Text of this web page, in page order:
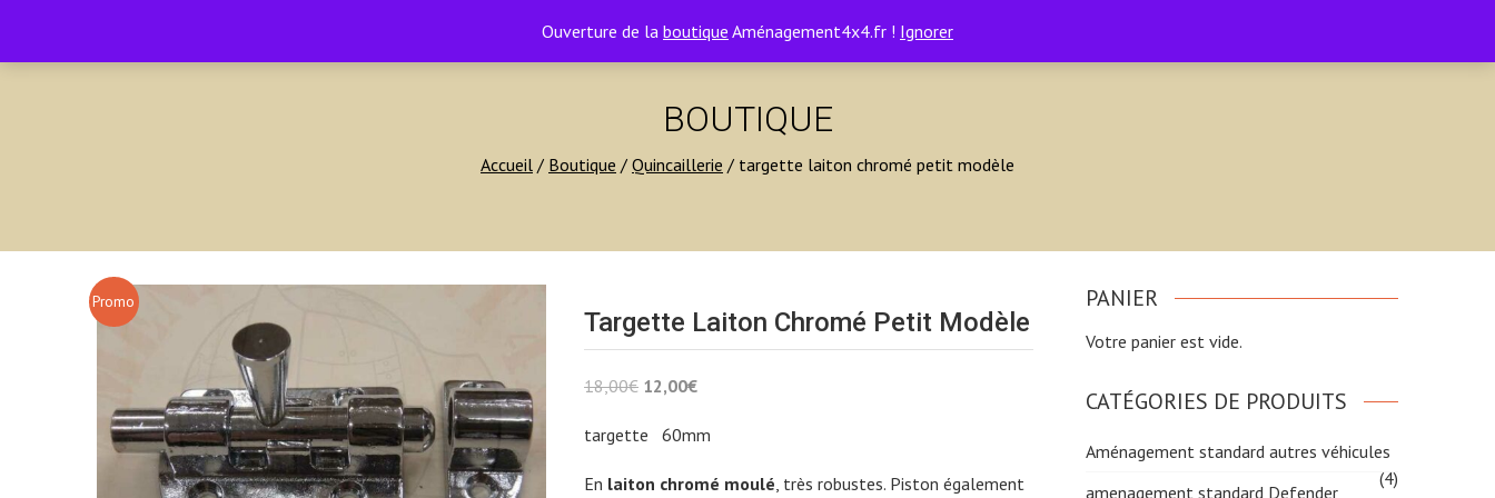
Ouverture de la boutique Aménagement4x4.fr ! Ignorer
BOUTIQUE
Accueil / Boutique / Quincaillerie / targette laiton chromé petit modèle
Promo
Targette Laiton Chromé Petit Modèle
18,00€ Le
initial
18,00€.
12,00€Le
actuel
12,00€.
targette 60mm
En laiton chromé moulé, très robustes. Piston également
PANIER
Votre panier est vide.
CATÉGORIES DE PRODUITS
Aménagement standard autres véhicules
(4)
amenagement standard Defender